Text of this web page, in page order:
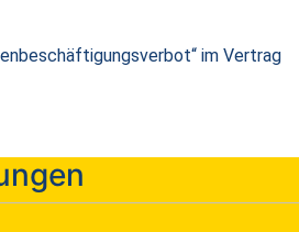
im Vertrag